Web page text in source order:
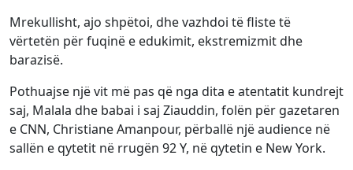
Mrekullisht, ajo shpëtoi, dhe vazhdoi të fliste të
vërtetën për fuqinë e edukimit, ekstremizmit dhe
barazisë.
Pothuajse një vit më pas që nga dita e atentatit kundrejt
saj, Malala dhe babai i saj Ziauddin, folën për gazetaren
e CNN, Christiane Amanpour, përballë një audience në
sallën e qytetit në rrugën 92 Y, në qytetin e New York.